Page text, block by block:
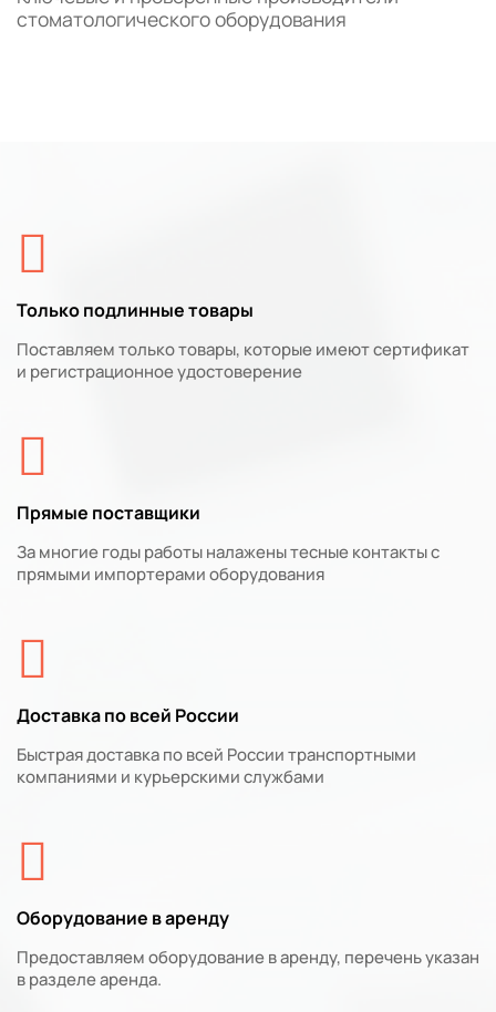
стоматологического оборудования
Только подлинные товары
Поставляем только товары, которые имеют сертификат
и регистрационное удостоверение
Прямые поставщики
За многие годы работы налажены тесные контакты с
прямыми импортерами оборудования
Доставка по всей России
Быстрая доставка по всей России транспортными
компаниями и курьерскими службами
Оборудование в аренду
Предоставляем оборудование в аренду, перечень указан
в разделе аренда.